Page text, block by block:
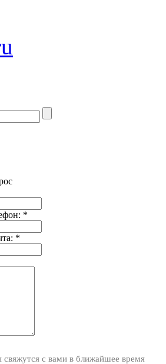
*
*
с вами в ближайшее время